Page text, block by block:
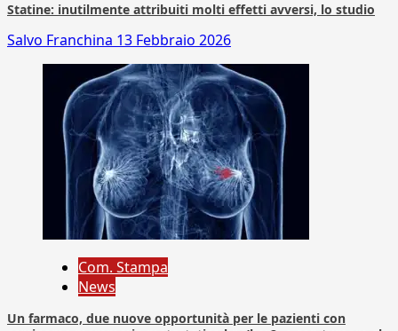
Statine: inutilmente attribuiti molti effetti avversi, lo studio
Salvo Franchina 13 Febbraio 2026
Com. Stampa
News
Un farmaco, due nuove opportunità per le pazienti con